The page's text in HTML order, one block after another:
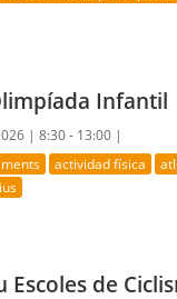
Infantil
|8:30 - 13:00 |
actividad física
Escoles de